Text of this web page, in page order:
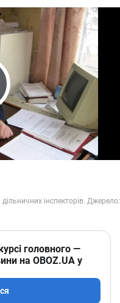
Video
головного —
на OBOZ.UA у